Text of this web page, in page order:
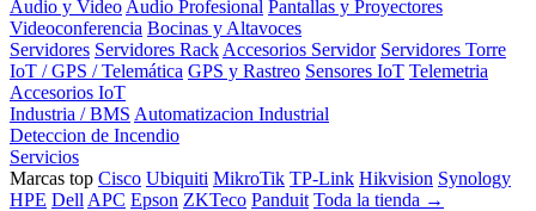
Audio y Video Audio Profesional Pantallas y Proyectores
Videoconferencia Bocinas y Altavoces
Servidores Servidores Rack Accesorios Servidor Servidores Torre
IoT / GPS / Telemática GPS y Rastreo Sensores IoT Telemetria
Accesorios IoT
Industria / BMS Automatizacion Industrial
Deteccion de Incendio
Servicios
Marcas top Cisco Ubiquiti MikroTik TP-Link Hikvision Synology
HPE Dell APC Epson ZKTeco Panduit Toda la tienda →